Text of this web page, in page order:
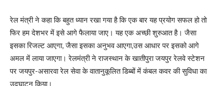
रेल मंत्री ने कहा कि बहुत ध्यान रखा गया है कि एक बार यह प्रयोग सफल हो तो
फिर हम देशभर में इसे आगे फैलाया जाए। यह एक अच्छी शुरुआत है। जैसा
इसका रिजल्ट आएगा, जैसा इसका अनुभव आएगा,उस आधार पर इसको आगे
अमल में लाया जाएगा। रेलमंत्री ने राजस्थान के खातीपुरा जयपुर रेलवे स्टेशन
पर जयपुर-असारवा रेल सेवा के वातानुकूलित डिब्बों में कंबल कवर की सुविधा का
उद्घाटन किया।